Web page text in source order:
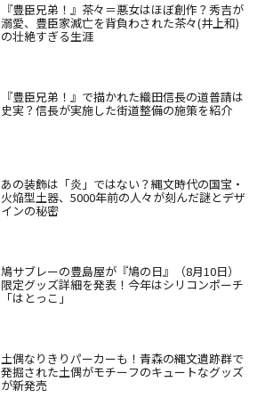
『豊臣兄弟！』茶々＝悪女はほぼ創作？秀吉が
溺愛、豊臣家滅亡を背負わされた茶々(井上和)
の壮絶すぎる生涯
『豊臣兄弟！』で描かれた織田信長の道普請は
史実？信長が実施した街道整備の施策を紹介
あの装飾は「炎」ではない？縄文時代の国宝・
火焔型土器、5000年前の人々が刻んだ謎とデザ
インの秘密
鳩サブレーの豊島屋が『鳩の日』（8月10日）
限定グッズ詳細を発表！今年はシリコンポーチ
「はとっこ」
土偶なりきりパーカーも！青森の縄文遺跡群で
発掘された土偶がモチーフのキュートなグッズ
が新発売